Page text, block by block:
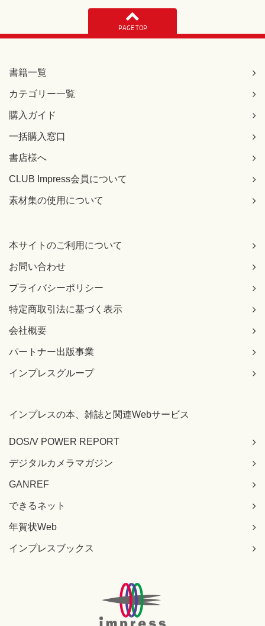
PAGE TOP
書籍一覧
カテゴリー一覧
購入ガイド
一括購入窓口
書店様へ
CLUB Impress会員について
素材集の使用について
本サイトのご利用について
お問い合わせ
プライバシーポリシー
特定商取引法に基づく表示
会社概要
パートナー出版事業
インプレスグループ
インプレスの本、雑誌と関連Webサービス
DOS/V POWER REPORT
デジタルカメラマガジン
GANREF
できるネット
年賀状Web
インプレスブックス